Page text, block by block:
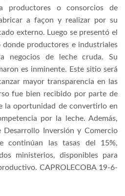
productores o consorcios de
a façon y realizar por su
externo. Luego se presentó el
productores e industriales
negocios de leche cruda. Su
es inminente. Este sitio será
mayor transparencia en las
fue bien recibido por parte de
la oportunidad de convertirlo en
por la leche. Además,
Desarrollo Inversión y Comercio
continúan las tasas del 15%,
ministerios, disponibles para
CAPROLECOBA 19-6-